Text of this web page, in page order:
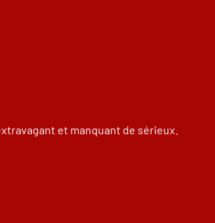
et manquant de sérieux.